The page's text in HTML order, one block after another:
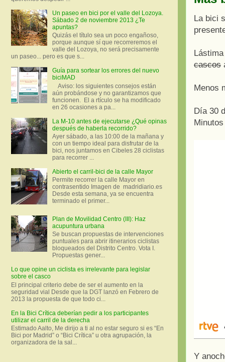
La bici
cascos
Menos
Día 30
Y
Un paseo en bici por el valle del Lozoya.
Sábado 2 de noviembre 2013 ¿Te
apuntas?
Quizás el título sea un poco engañoso,
porque aunque sí que recorreremos el
valle del Lozoya, no será precisamente
un paseo... pero es que s...
Guía para sortear los errores del nuevo
biciMAD
Aviso: los siguientes consejos están
aún probándose y no garantizamos que
funcionen. El a rtículo se ha modificado
en 26 ocasiones a pa...
La M-10 antes de ejecutarse ¿Qué opinas
después de haberla recorrido?
Ayer sábado, a las 10:00 de la mañana y
con un tiempo ideal para disfrutar de la
bici, nos juntamos en Cibeles 28 ciclistas
para recorrer ...
Abierto el carril-bici de la calle Mayor
Permite recorrer la calle Mayor en
contrasentido Imagen de madridiario.es
Desde esta semana, ya se encuentra
terminado el primer...
Plan de Movilidad Centro (III): Haz
acupuntura urbana
Se buscan propuestas de intervenciones
puntuales para abrir itinerarios ciclistas
bloqueados del Distrito Centro. Vota I.
Propuestas gener...
Lo que opine un ciclista es irrelevante para legislar
sobre el casco
El principal criterio debe de ser el aumento en la
seguridad vial Desde que la DGT lanzó en Febrero de
2013 la propuesta de que todo ci...
En la Bici Crítica deberían pedir a los participantes
utilizar el carril de la derecha
Estimado Aalto, Me dirijo a ti al no estar seguro si es “En
Bici por Madrid” o “Bici Crítica” u otra agrupación, la
organizadora de la sal...